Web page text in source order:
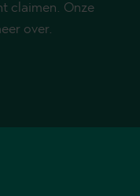
claimen. Onze
over.